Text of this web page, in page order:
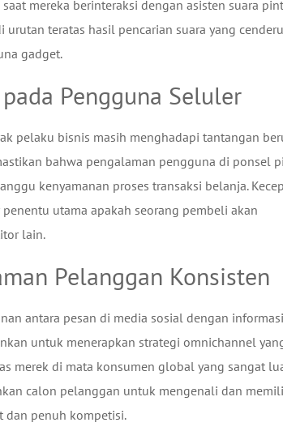
mereka berinteraksi dengan asisten suara
teratas hasil pencarian suara yang
gadget.
Pengguna Seluler
pelaku bisnis masih menghadapi tantangan
bahwa pengalaman pengguna di ponsel
kenyamanan proses transaksi belanja.
utama apakah seorang pembeli akan
lain.
Pelanggan Konsisten
antara pesan di media sosial dengan informasi
untuk menerapkan strategi omnichannel
merek di mata konsumen global yang sangat
calon pelanggan untuk mengenali dan
dan penuh kompetisi.